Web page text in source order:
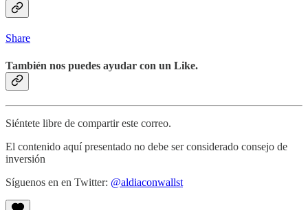
Share
También nos puedes ayudar con un Like.
Siéntete libre de compartir este correo.
El contenido aquí presentado no debe ser considerado consejo de
inversión
Síguenos en en Twitter: @aldiaconwallst